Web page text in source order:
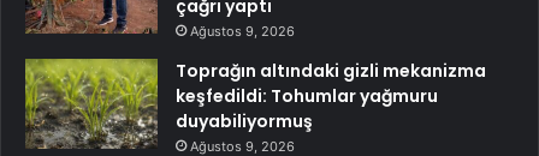
çağrı yaptı
Ağustos 9, 2026
Toprağın altındaki gizli mekanizma
keşfedildi: Tohumlar yağmuru
duyabiliyormuş
Ağustos 9, 2026